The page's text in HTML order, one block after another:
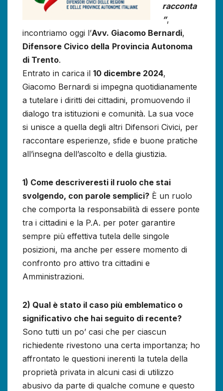
racconta
”,
incontriamo oggi l’Avv. Giacomo Bernardi,
Difensore Civico della Provincia Autonoma
di Trento.
Entrato in carica il 10 dicembre 2024,
Giacomo Bernardi si impegna quotidianamente
a tutelare i diritti dei cittadini, promuovendo il
dialogo tra istituzioni e comunità. La sua voce
si unisce a quella degli altri Difensori Civici, per
raccontare esperienze, sfide e buone pratiche
all’insegna dell’ascolto e della giustizia.
1) Come descriveresti il ruolo che stai
svolgendo, con parole semplici? È un ruolo
che comporta la responsabilità di essere ponte
tra i cittadini e la P.A. per poter garantire
sempre più effettiva tutela delle singole
posizioni, ma anche per essere momento di
confronto pro attivo tra cittadini e
Amministrazioni.
2) Qual è stato il caso più emblematico o
significativo che hai seguito di recente?
Sono tutti un po’ casi che per ciascun
richiedente rivestono una certa importanza; ho
affrontato le questioni inerenti la tutela della
proprietà privata in alcuni casi di utilizzo
abusivo da parte di qualche comune e questo